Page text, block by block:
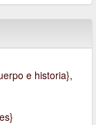
e historia},